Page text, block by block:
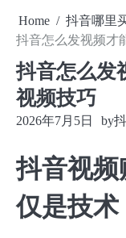
Home
抖音哪里
抖音怎么发视频才
抖音怎么发
视频技巧
2026年7月5日 by
抖音视
仅是技